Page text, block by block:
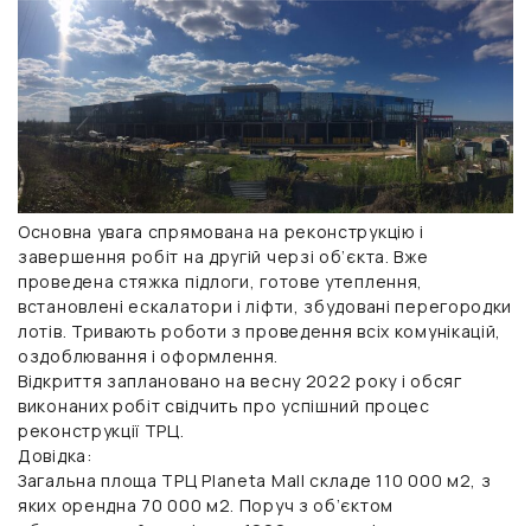
Основна увага спрямована на реконструкцію і
завершення робіт на другій черзі об’єкта. Вже
проведена стяжка підлоги, готове утеплення,
встановлені ескалатори і ліфти, збудовані перегородки
лотів. Тривають роботи з проведення всіх комунікацій,
оздоблювання і оформлення.
Відкриття заплановано на весну 2022 року і обсяг
виконаних робіт свідчить про успішний процес
реконструкції ТРЦ.
Довідка:
Загальна площа ТРЦ Planeta Mall складе 110 000 м2, з
яких орендна 70 000 м2. Поруч з об’єктом